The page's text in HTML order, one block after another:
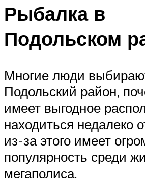
Рыбалка в
Подольском
Многие люди
Подольский район,
имеет выгодное
находиться недалеко
из-за этого имеет
популярность среди
мегаполиса.